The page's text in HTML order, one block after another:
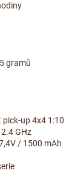
gramů
pick-up 4x4 1:10
GHz
/ 1500 mAh